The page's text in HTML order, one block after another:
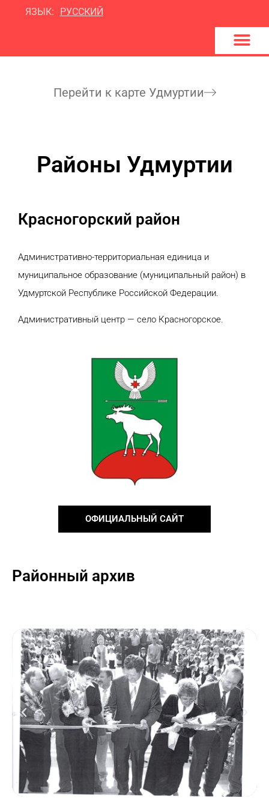
ЯЗЫК: РУССКИЙ
Udm4You
Перейти к карте Удмуртии
Районы Удмуртии
Красногорский район
Административно-территориальная единица и
муниципальное образование (муниципальный район) в
Удмуртской Республике Российской Федерации.
Административный центр — село Красногорское.
ОФИЦИАЛЬНЫЙ САЙТ
Районный архив